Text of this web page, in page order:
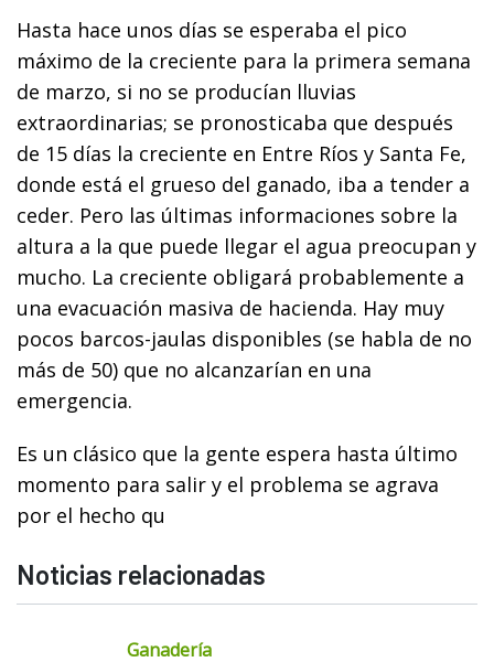
Hasta hace unos días se esperaba el pico
máximo de la creciente para la primera semana
de marzo, si no se producían lluvias
extraordinarias; se pronosticaba que después
de 15 días la creciente en Entre Ríos y Santa Fe,
donde está el grueso del ganado, iba a tender a
ceder. Pero las últimas informaciones sobre la
altura a la que puede llegar el agua preocupan y
mucho. La creciente obligará probablemente a
una evacuación masiva de hacienda. Hay muy
pocos barcos-jaulas disponibles (se habla de no
más de 50) que no alcanzarían en una
emergencia.
Es un clásico que la gente espera hasta último
momento para salir y el problema se agrava
por el hecho qu
Noticias relacionadas
Ganadería